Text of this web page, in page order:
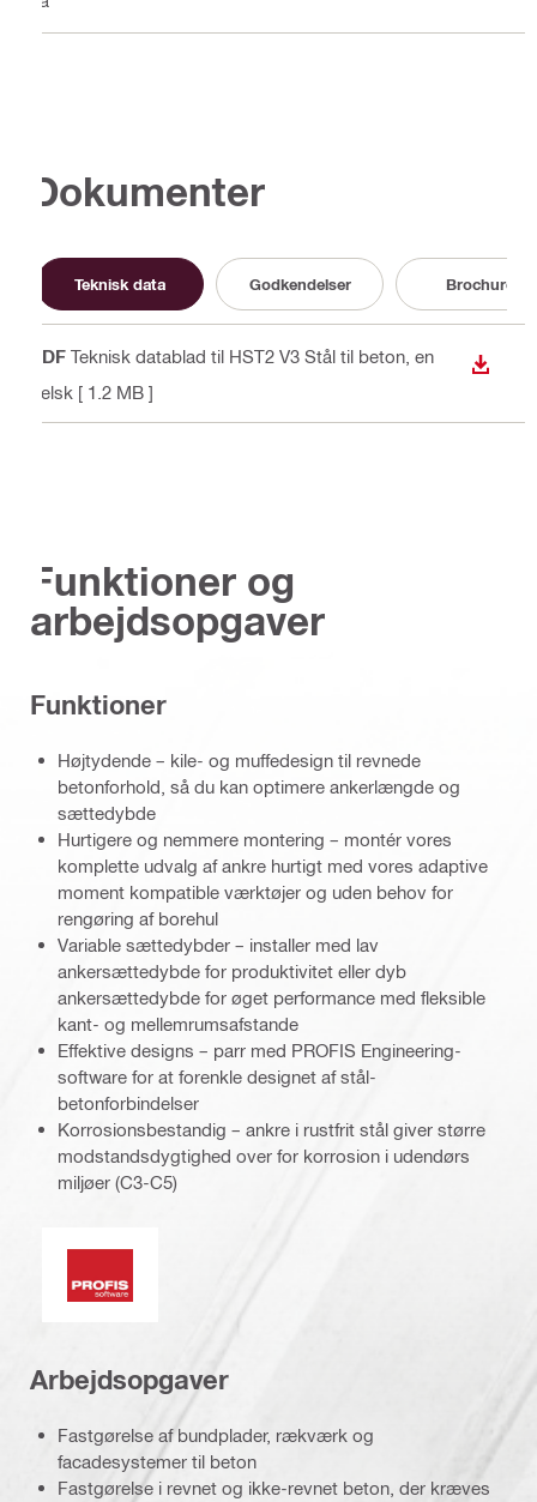
Dokumenter
Teknisk data Godkendelser Brochure
PDF Teknisk datablad til HST2 V3 Stål til beton , en
gelsk [ 1.2 MB ]
Funktioner og
arbejdsopgaver
Funktioner
Højtydende – kile- og muffedesign til revnede
betonforhold, så du kan optimere ankerlængde og
sættedybde
Hurtigere og nemmere montering – montér vores
komplette udvalg af ankre hurtigt med vores adaptive
moment kompatible værktøjer og uden behov for
rengøring af borehul
Variable sættedybder – installer med lav
ankersættedybde for produktivitet eller dyb
ankersættedybde for øget performance med fleksible
kant- og mellemrumsafstande
Effektive designs – parr med PROFIS Engineering-
software for at forenkle designet af stål-
betonforbindelser
Korrosionsbestandig – ankre i rustfrit stål giver større
modstandsdygtighed over for korrosion i udendørs
miljøer (C3-C5)
PROFIS-software
Arbejdsopgaver
Fastgørelse af bundplader, rækværk og
facadesystemer til beton
Fastgørelse i revnet og ikke-revnet beton, der kræves